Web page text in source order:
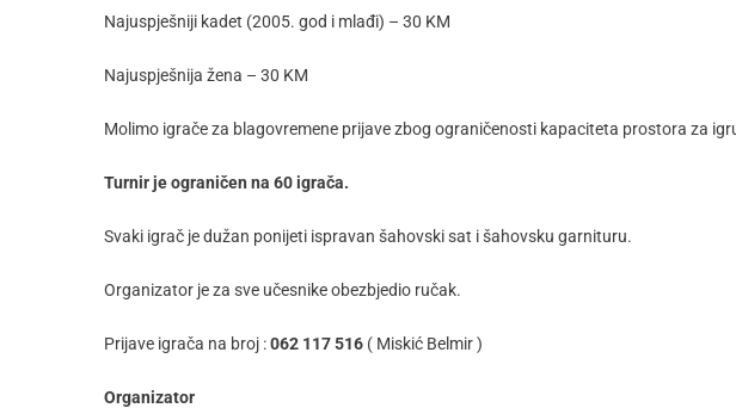
Najuspješniji kadet (2005. god i mlađi) – 30 KM
Najuspješnija žena – 30 KM
Molimo igrače za blagovremene prijave zbog ograničenosti kapaciteta prostora za
Turnir je ograničen na 60 igrača.
Svaki igrač je dužan ponijeti ispravan šahovski sat i šahovsku garnituru.
Organizator je za sve učesnike obezbjedio ručak.
Prijave igrača na broj :062 117 516 ( Miskić Belmir )
Organizator